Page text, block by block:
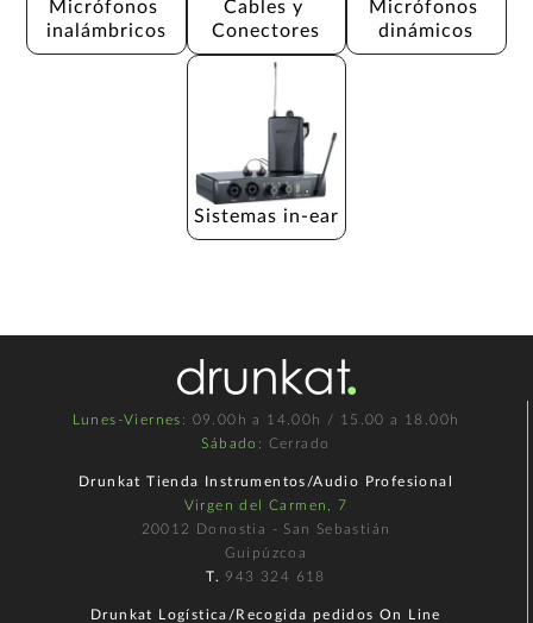
Micrófonos
inalámbricos
Cables y
Conectores
Micrófonos
dinámicos
Sistemas in-ear
Lunes-Viernes : 09.00h a 14.00h / 15.00 a 18.00h
Sábado : Cerrado
Drunkat Tienda Instrumentos/Audio Profesional
Virgen del Carmen, 7
20012 Donostia - San Sebastián
Guipúzcoa
T. 943 324 618
Drunkat Logística/Recogida pedidos On Line